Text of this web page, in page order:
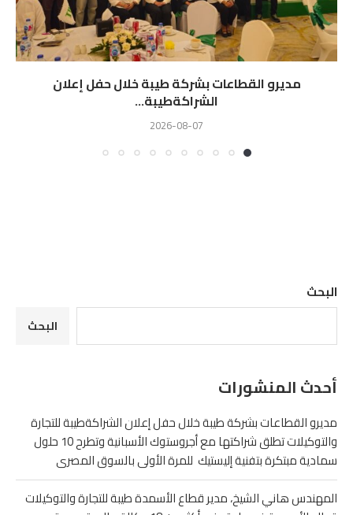
مديرو القطاعات بشركة طيبة خلال حفل إعلان
الشراكةطيبة...
2026-08-07
البحث
البحث
أحدث المنشورات
مديرو القطاعات بشركة طيبة خلال حفل إعلان الشراكةطيبة للتجارة
والتوكيلات تطلق شراكتها مع أجروستوك الأسبانية وتطرح 10 حلول
سمادية مبتكرة بتفنية إليستيك للمرة الأولى بالسوق المصرى
المهندس هاني الشيخ، مدير قطاع الأسمدة طيبة للتجارة والتوكيلات